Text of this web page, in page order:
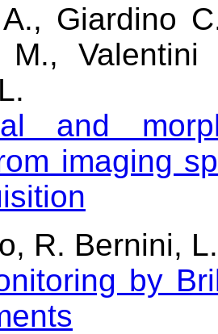
Giardino
M.,
and
imaging
R. Bernini,
by